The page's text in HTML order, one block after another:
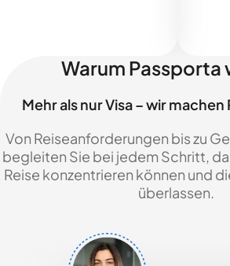
Warum Passporta
Mehr als nur Visa – wir
Von Reiseanforderungen bis zu
begleiten Sie bei jedem Schritt,
Reise konzentrieren können und
überlassen.